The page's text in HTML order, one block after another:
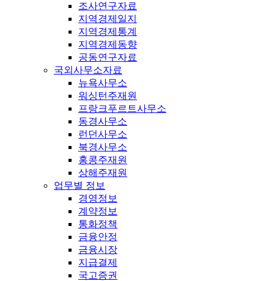
조사연구자료
지역경제일지
지역경제통계
지역경제동향
공동연구자료
국외사무소자료
뉴욕사무소
워싱턴주재원
프랑크푸르트사무소
동경사무소
런던사무소
북경사무소
홍콩주재원
상해주재원
업무별 정보
경영정보
계약정보
통화정책
금융안정
금융시장
지급결제
국고증권